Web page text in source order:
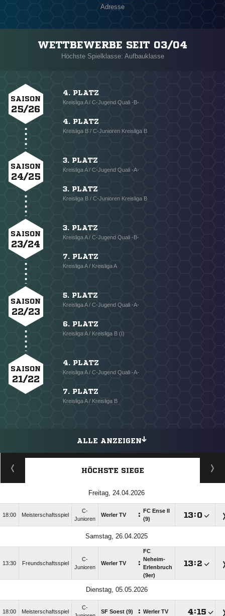
Adresse
WETTBEWERBE SEIT 03/04
Höchste Spielklasse: Aufbauklasse
SAISON
25/26
4. PLATZ
Kreisliga A / C-Jugend Quali -B-
4. PLATZ
Kreisliga B / C-Junioren Kreisliga B
SAISON
24/25
3. PLATZ
Kreisliga A / C-Jugend Quali -A-
3. PLATZ
Kreisliga B / C-Junioren Kreisliga B
SAISON
23/24
3. PLATZ
Kreisliga A / C-Jugend Quali -B-
7. PLATZ
Kreisliga A / Kreisliga A
SAISON
22/23
5. PLATZ
Kreisliga A / C-Jugend Quali -A-
6. PLATZ
Kreisliga A / Kreisliga B (I)
SAISON
21/22
4. PLATZ
Kreisliga A / C-Jugend Quali -A-
7. PLATZ
Kreisliga A / Kreisliga B
ALLE ANZEIGEN
HÖCHSTE SIEGE
Freitag, 24.04.2026
18:00 Meisterschaftsspiel
C-
Junioren
Werler TV :
FC Ense II
(9)
:
Samstag, 26.04.2025
13:30 Freundschaftsspiel
C-
Junioren
Werler TV :
FC
Neheim-
Erlenbruch
(9er)
:
Dienstag, 05.05.2026
18:00 Meisterschaftsspiel
C-
SF Soest (9) : Werler TV :